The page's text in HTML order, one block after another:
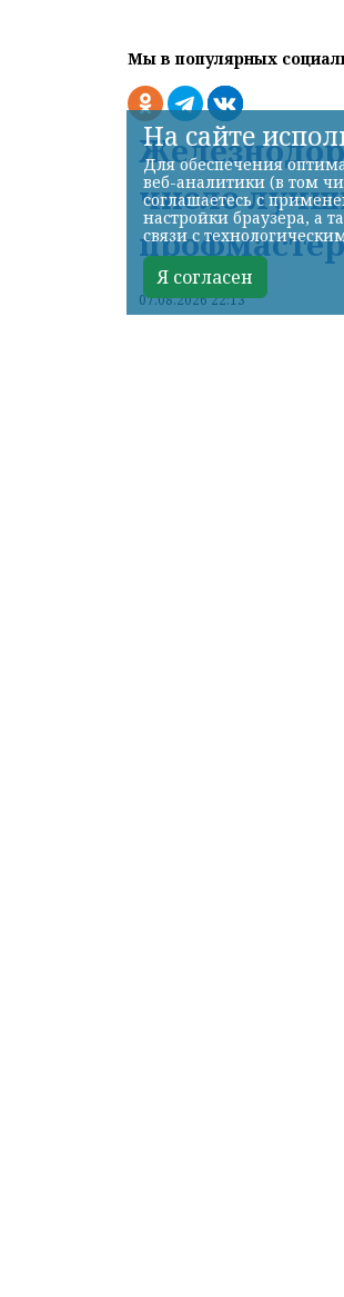
Мы в популярных
число
07.08.2026 22:13
На сайте
Для обеспечения
веб-аналитики (в том
соглашаетесь с
настройки браузера, а
связи с
Я согласен